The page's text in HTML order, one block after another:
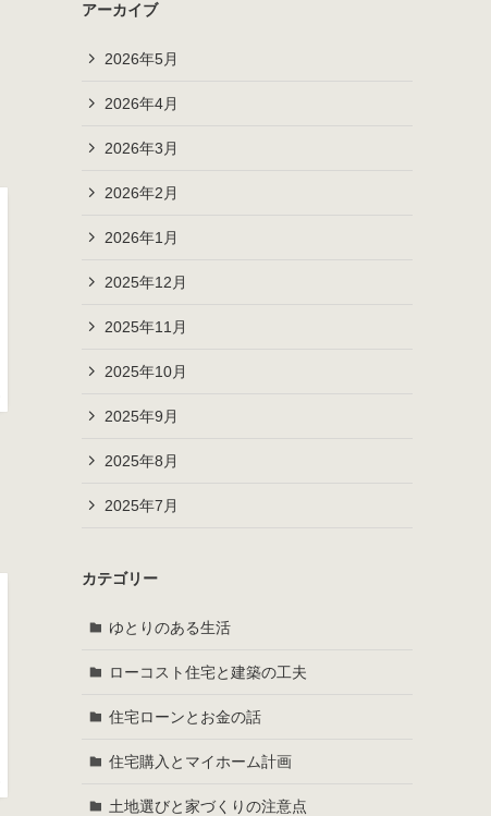
アーカイブ
2026年5月
2026年4月
2026年3月
2026年2月
2026年1月
2025年12月
2025年11月
2025年10月
2025年9月
2025年8月
2025年7月
カテゴリー
ゆとりのある生活
ローコスト住宅と建築の工夫
住宅ローンとお金の話
住宅購入とマイホーム計画
土地選びと家づくりの注意点